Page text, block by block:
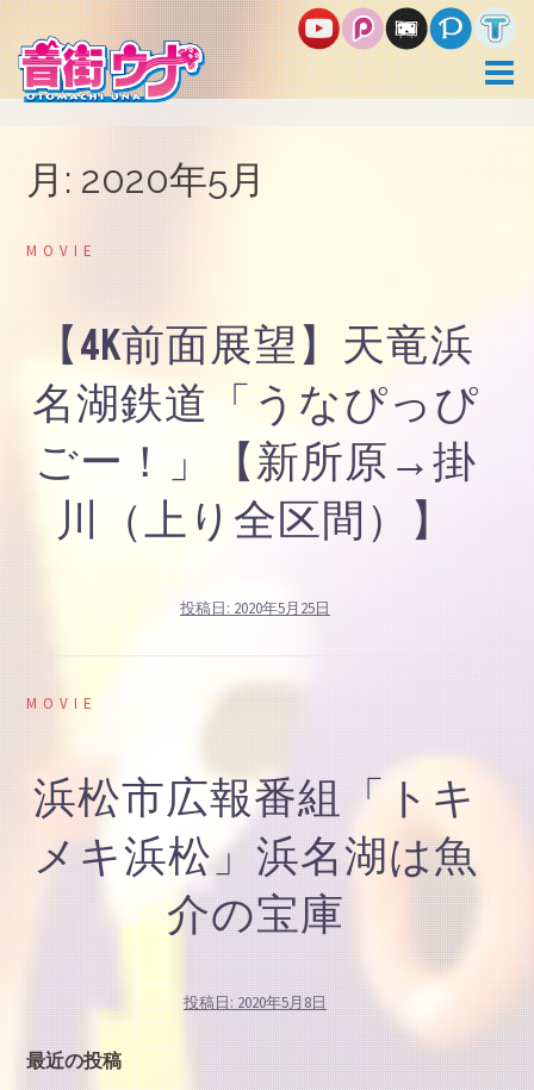
コ
ン
テ
ン
ツ
月: 2020年5月
MOVIE
【4K前面展望】天竜浜
名湖鉄道「うなぴっぴ
ごー！」【新所原→掛
川（上り全区間）】
投稿日: 2020年5月25日
MOVIE
浜松市広報番組「トキ
メキ浜松」浜名湖は魚
介の宝庫
投稿日: 2020年5月8日
最近の投稿